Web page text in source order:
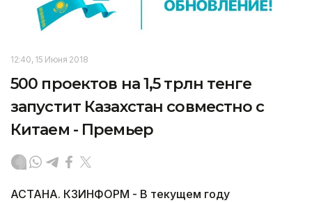
12:40, 15 Июня 2018
500 проектов на 1,5 трлн тенге
запустит Казахстан совместно с
Китаем - Премьер
АСТАНА. КЗИНФОРМ - В текущем году